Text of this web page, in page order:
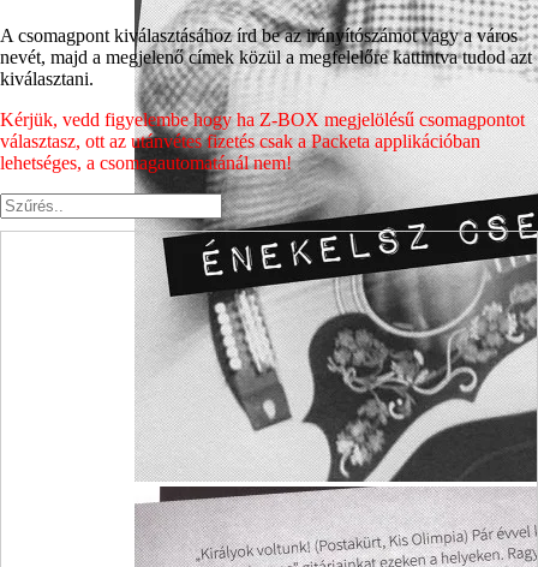
A csomagpont kiválasztásához írd be az irányítószámot vagy a város
nevét, majd a megjelenő címek közül a megfelelőre kattintva tudod azt
kiválasztani.
Kérjük, vedd figyelembe hogy ha Z-BOX megjelölésű csomagpontot
választasz, ott az utánvétes fizetés csak a Packeta applikációban
lehetséges, a csomagautomatánál nem!